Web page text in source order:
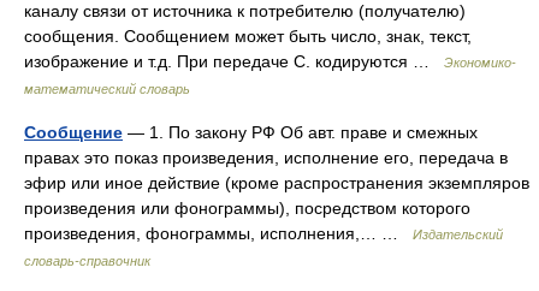
каналу связи от источника к потребителю (получателю)
сообщения. Сообщением может быть число, знак, текст,
изображение и т.д. При передаче С. кодируются …
Экономико-
математический словарь
Сообщение — 1. По закону РФ Об авт. праве и смежных
правах это показ произведения, исполнение его, передача в
эфир или иное действие (кроме распространения экземпляров
произведения или фонограммы), посредством которого
произведения, фонограммы, исполнения,… …
Издательский
словарь-справочник